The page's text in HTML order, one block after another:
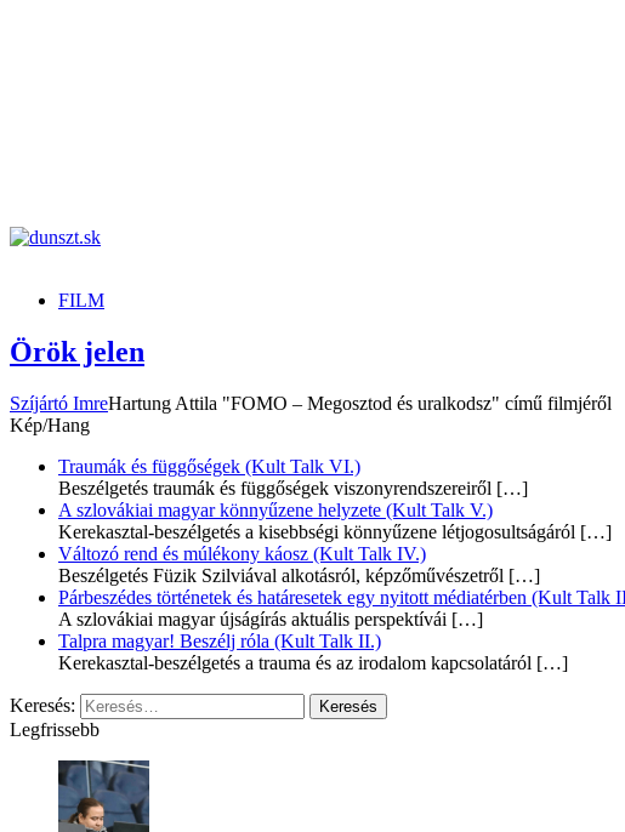
FILM
Örök jelen
Szíjártó ImreHartung Attila "FOMO – Megosztod és uralkodsz" című filmjéről
Kép/Hang
Traumák és függőségek (Kult Talk VI.)
Beszélgetés traumák és függőségek viszonyrendszereiről […]
A szlovákiai magyar könnyűzene helyzete (Kult Talk V.)
Kerekasztal-beszélgetés a kisebbségi könnyűzene létjogosultságáról […]
Változó rend és múlékony káosz (Kult Talk IV.)
Beszélgetés Füzik Szilviával alkotásról, képzőművészetről […]
Párbeszédes történetek és határesetek egy nyitott médiatérben (Kult Talk
A szlovákiai magyar újságírás aktuális perspektívái […]
Talpra magyar! Beszélj róla (Kult Talk II.)
Kerekasztal-beszélgetés a trauma és az irodalom kapcsolatáról […]
Keresés:
Legfrissebb